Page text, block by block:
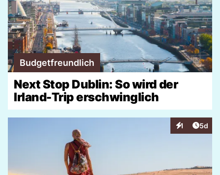
Budgetfreundlich
Next Stop Dublin: So wird der
Irland-Trip erschwinglich
1
Interaktionen
5d